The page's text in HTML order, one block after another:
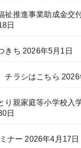
祉推進事業助成金交
日
きち 2026年5月1日
ラシはこちら 2026
り親家庭等小学校入
日
ナー 2026年4月17日